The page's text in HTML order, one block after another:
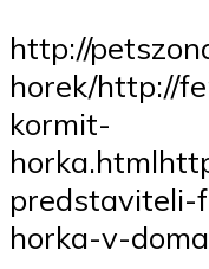
http://
horek/http://
kormit-
predstaviteli-
horka-v-